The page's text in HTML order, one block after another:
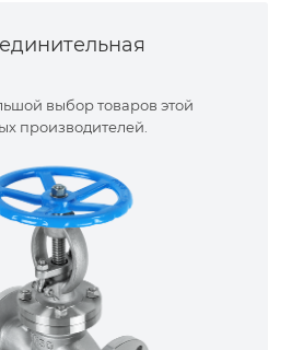
выбор товаров этой
производителей.